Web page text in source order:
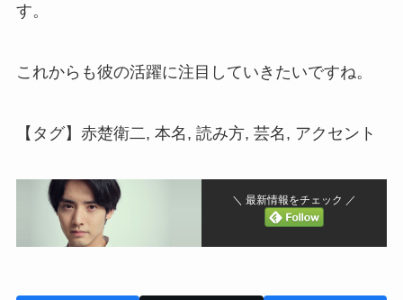
す。
これからも彼の活躍に注目していきたいですね。
【タグ】赤楚衛二, 本名, 読み方, 芸名, アクセント
＼ 最新情報をチェック ／